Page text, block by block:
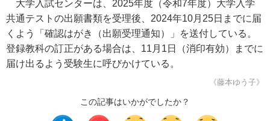
大学入試センターは、2025年度（令和7年度）大学入学
共通テストの出願書類を受理後、2024年10月25日までに届
くよう「確認はがき（出願受理通知）」を送付している。
登録教科の訂正がある場合は、11月1日（消印有効）までに
届け出るよう受験生に呼びかけている。
《藤本ゆう子》
この記事はいかがでしたか？